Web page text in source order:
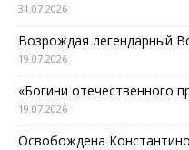
31.07.2026
Возрождая легендарный
19.07.2026
«Богини отечественного
19.07.2026
Освобождена